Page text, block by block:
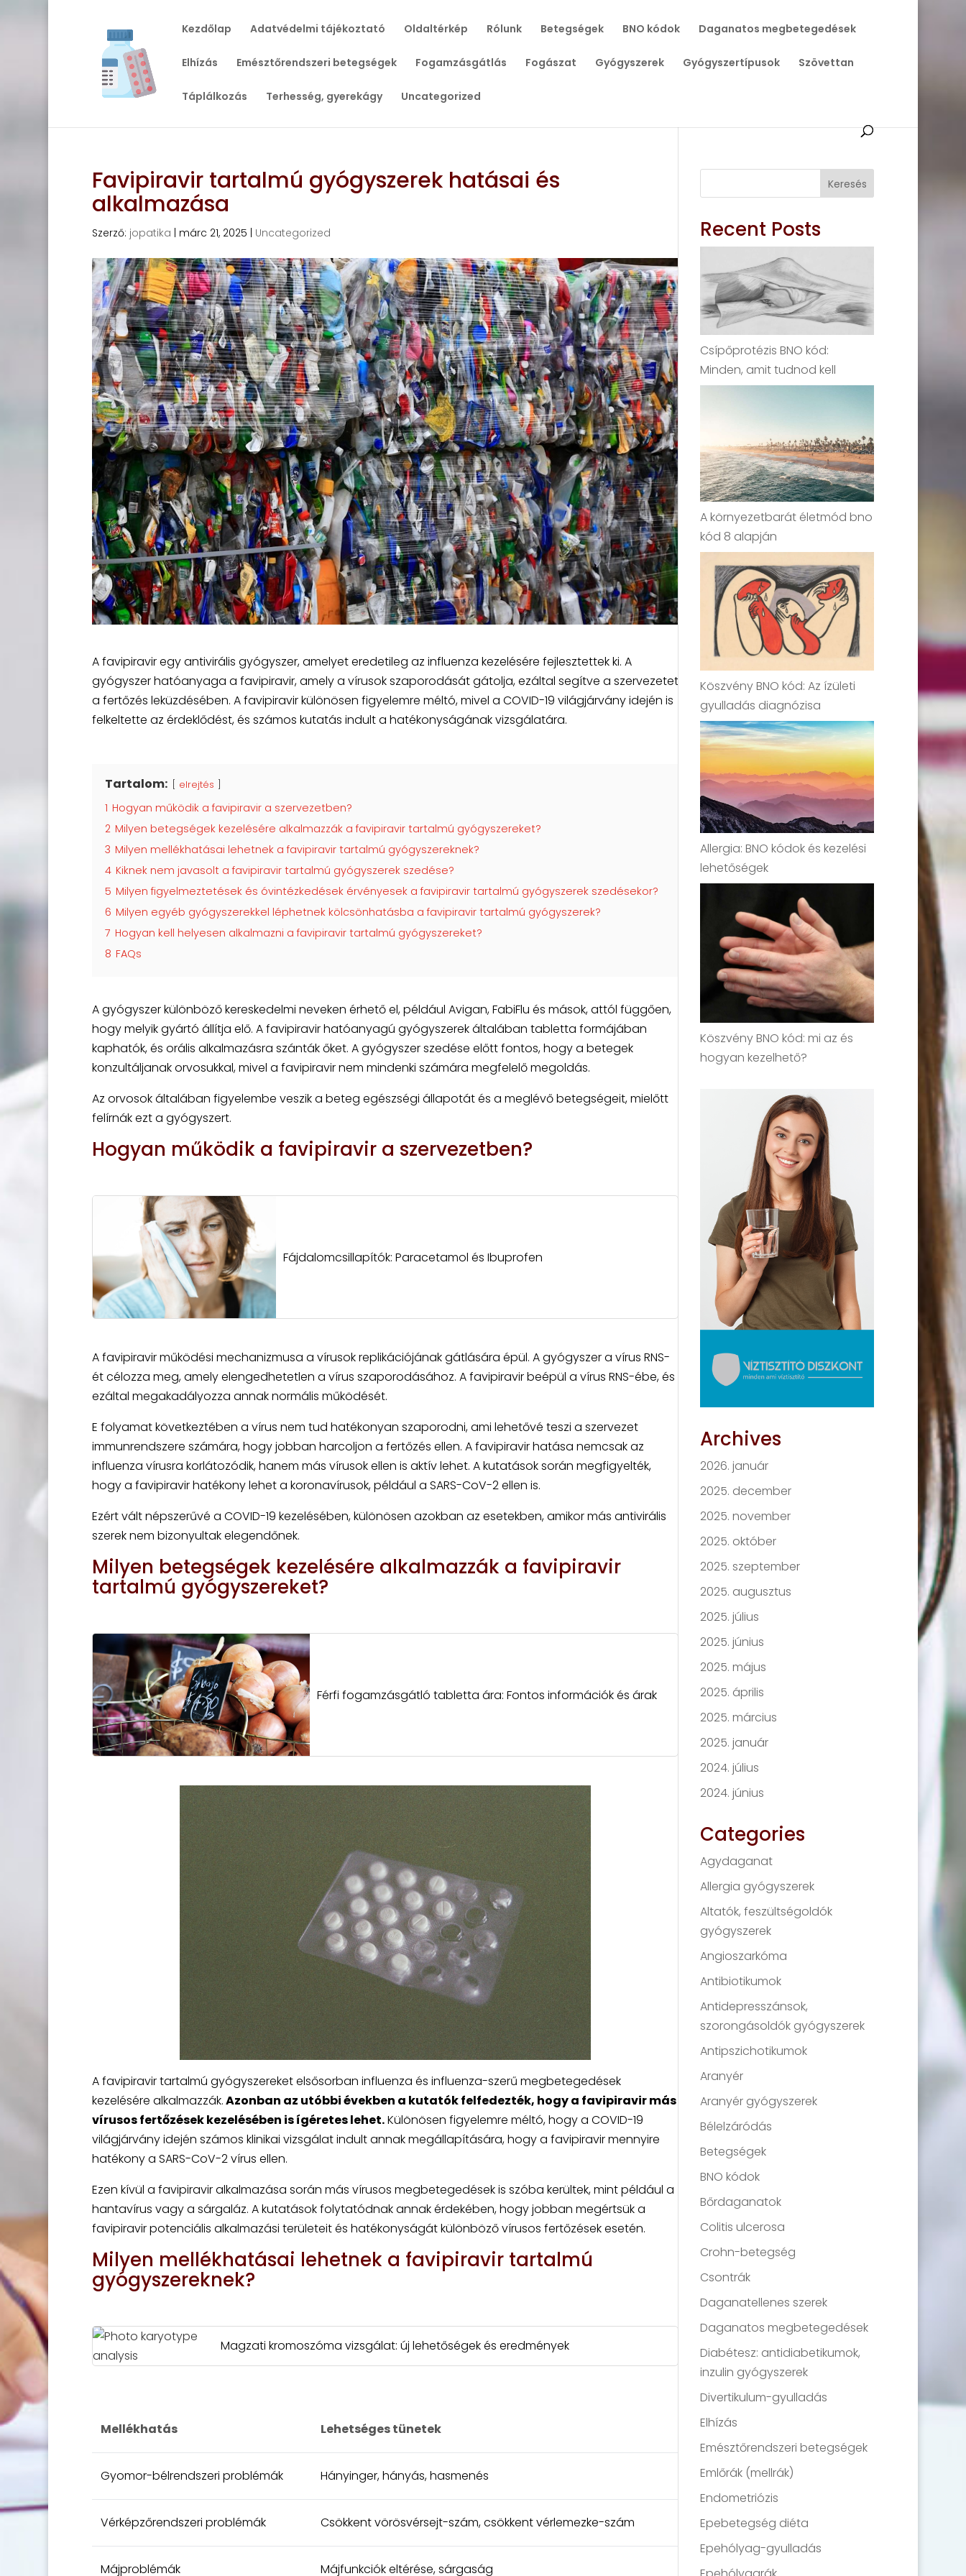
Kezdőlap Adatvédelmi tájékoztató Oldaltérkép Rólunk Betegségek BNO kódok Daganatos megbetegedések
Elhízás Emésztőrendszeri betegségek Fogamzásgátlás Fogászat Gyógyszerek Gyógyszertípusok Szövettan
Táplálkozás Terhesség, gyerekágy Uncategorized
Favipiravir tartalmú gyógyszerek hatásai és
alkalmazása
Szerző: jopatika márc 21, 2025 Uncategorized
A favipiravir egy antivirális gyógyszer, amelyet eredetileg az influenza kezelésére fejlesztettek ki. A
gyógyszer hatóanyaga a favipiravir, amely a vírusok szaporodását gátolja, ezáltal segítve a szervezetet
a fertőzés leküzdésében. A favipiravir különösen figyelemre méltó, mivel a COVID-19 világjárvány idején is
felkeltette az érdeklődést, és számos kutatás indult a hatékonyságának vizsgálatára.
Tartalom: elrejtés
1 Hogyan működik a favipiravir a szervezetben?
2 Milyen betegségek kezelésére alkalmazzák a favipiravir tartalmú gyógyszereket?
3 Milyen mellékhatásai lehetnek a favipiravir tartalmú gyógyszereknek?
4 Kiknek nem javasolt a favipiravir tartalmú gyógyszerek szedése?
5 Milyen figyelmeztetések és óvintézkedések érvényesek a favipiravir tartalmú gyógyszerek szedésekor?
6 Milyen egyéb gyógyszerekkel léphetnek kölcsönhatásba a favipiravir tartalmú gyógyszerek?
7 Hogyan kell helyesen alkalmazni a favipiravir tartalmú gyógyszereket?
8 FAQs
A gyógyszer különböző kereskedelmi neveken érhető el, például Avigan, FabiFlu és mások, attól függően,
hogy melyik gyártó állítja elő. A favipiravir hatóanyagú gyógyszerek általában tabletta formájában
kaphatók, és orális alkalmazásra szánták őket. A gyógyszer szedése előtt fontos, hogy a betegek
konzultáljanak orvosukkal, mivel a favipiravir nem mindenki számára megfelelő megoldás.
Az orvosok általában figyelembe veszik a beteg egészségi állapotát és a meglévő betegségeit, mielőtt
felírnák ezt a gyógyszert.
Hogyan működik a favipiravir a szervezetben?
Fájdalomcsillapítók: Paracetamol és Ibuprofen
A favipiravir működési mechanizmusa a vírusok replikációjának gátlására épül. A gyógyszer a vírus RNS-
ét célozza meg, amely elengedhetetlen a vírus szaporodásához. A favipiravir beépül a vírus RNS-ébe, és
ezáltal megakadályozza annak normális működését.
E folyamat következtében a vírus nem tud hatékonyan szaporodni, ami lehetővé teszi a szervezet
immunrendszere számára, hogy jobban harcoljon a fertőzés ellen. A favipiravir hatása nemcsak az
influenza vírusra korlátozódik, hanem más vírusok ellen is aktív lehet. A kutatások során megfigyelték,
hogy a favipiravir hatékony lehet a koronavírusok, például a SARS-CoV-2 ellen is.
Ezért vált népszerűvé a COVID-19 kezelésében, különösen azokban az esetekben, amikor más antivirális
szerek nem bizonyultak elegendőnek.
Milyen betegségek kezelésére alkalmazzák a favipiravir
tartalmú gyógyszereket?
Férfi fogamzásgátló tabletta ára: Fontos információk és árak
A favipiravir tartalmú gyógyszereket elsősorban influenza és influenza-szerű megbetegedések
kezelésére alkalmazzák.Azonban az utóbbi években a kutatók felfedezték, hogy a favipiravir más
vírusos fertőzések kezelésében is ígéretes lehet.Különösen figyelemre méltó, hogy a COVID-19
világjárvány idején számos klinikai vizsgálat indult annak megállapítására, hogy a favipiravir mennyire
hatékony a SARS-CoV-2 vírus ellen.
Ezen kívül a favipiravir alkalmazása során más vírusos megbetegedések is szóba kerültek, mint például a
hantavírus vagy a sárgaláz. A kutatások folytatódnak annak érdekében, hogy jobban megértsük a
favipiravir potenciális alkalmazási területeit és hatékonyságát különböző vírusos fertőzések esetén.
Milyen mellékhatásai lehetnek a favipiravir tartalmú
gyógyszereknek?
Magzati kromoszóma vizsgálat: új lehetőségek és eredmények
Mellékhatás Lehetséges tünetek
Gyomor-bélrendszeri problémák Hányinger, hányás, hasmenés
Vérképzőrendszeri problémák Csökkent vörösvérsejt-szám, csökkent vérlemezke-szám
Májproblémák Májfunkciók eltérése, sárgaság
Keresés
Recent Posts
Csípőprotézis BNO kód:
Minden, amit tudnod kell
A környezetbarát életmód bno
kód 8 alapján
Köszvény BNO kód: Az ízületi
gyulladás diagnózisa
Allergia: BNO kódok és kezelési
lehetőségek
Köszvény BNO kód: mi az és
hogyan kezelhető?
Archives
2026. január
2025. december
2025. november
2025. október
2025. szeptember
2025. augusztus
2025. július
2025. június
2025. május
2025. április
2025. március
2025. január
2024. július
2024. június
Categories
Agydaganat
Allergia gyógyszerek
Altatók, feszültségoldók
gyógyszerek
Angioszarkóma
Antibiotikumok
Antidepresszánsok,
szorongásoldók gyógyszerek
Antipszichotikumok
Aranyér
Aranyér gyógyszerek
Bélelzáródás
Betegségek
BNO kódok
Bőrdaganatok
Colitis ulcerosa
Crohn-betegség
Csontrák
Daganatellenes szerek
Daganatos megbetegedések
Diabétesz: antidiabetikumok,
inzulin gyógyszerek
Divertikulum-gyulladás
Elhízás
Emésztőrendszeri betegségek
Emlőrák (mellrák)
Endometriózis
Epebetegség diéta
Epehólyag-gyulladás